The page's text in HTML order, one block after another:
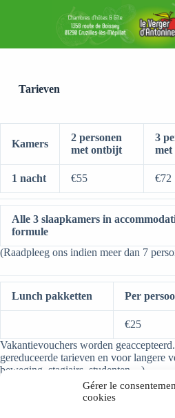
Gérer le
cookies
a
d
n
h
o
u
d
Tarieven
Kamers
2 personen
met ontbijt
3
1 nacht €55 €72
Alle 3 slaapkamers in
formule
(Raadpleeg ons indien meer dan 7
Lunch pakketten Per
€25
Vakantievouchers worden
gereduceerde tarieven en voor langere
beweging, stagiairs, studenten…).
Terug naar de bovenkant van de pagina